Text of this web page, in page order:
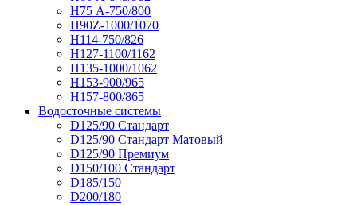
Н75 А-750/800
Н90Z-1000/1070
Н114-750/826
Н127-1100/1162
Н135-1000/1062
Н153-900/965
Н157-800/865
Водосточные системы
D125/90 Стандарт
D125/90 Стандарт Матовый
D125/90 Премиум
D150/100 Стандарт
D185/150
D200/180